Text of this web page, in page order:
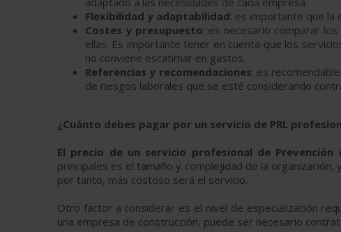
Flexibilidad y adaptabilidad: es importante que la
Costes y presupuesto: es necesario comparar
ellas. Es importante tener en cuenta que los
no conviene escatimar en gastos.
Referencias y recomendaciones: es
de riesgos laborales que se esté considerando
¿Cuánto debes pagar por un servicio de PRL
El precio de un servicio profesional de Prevención
principales es el tamaño y complejidad de la
por tanto, más costoso será el servicio.
Otro factor a considerar es el nivel de especialización
una empresa de construcción, puede ser necesario